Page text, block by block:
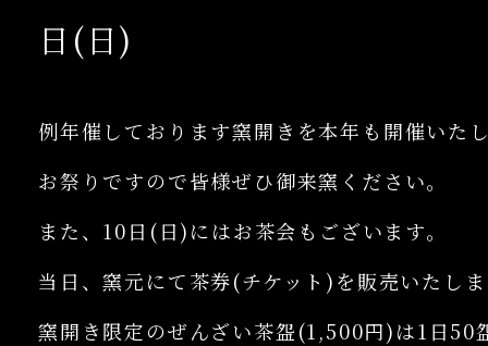
日(日)
例年催しております窯開きを本年も開催いた
お祭りですので皆様ぜひ御来窯ください。
また、10日(日)にはお茶会もございます。
当日、窯元にて茶券(チケット)を販売いたし
窯開き限定のぜんざい茶盌(1,500円)は1日50